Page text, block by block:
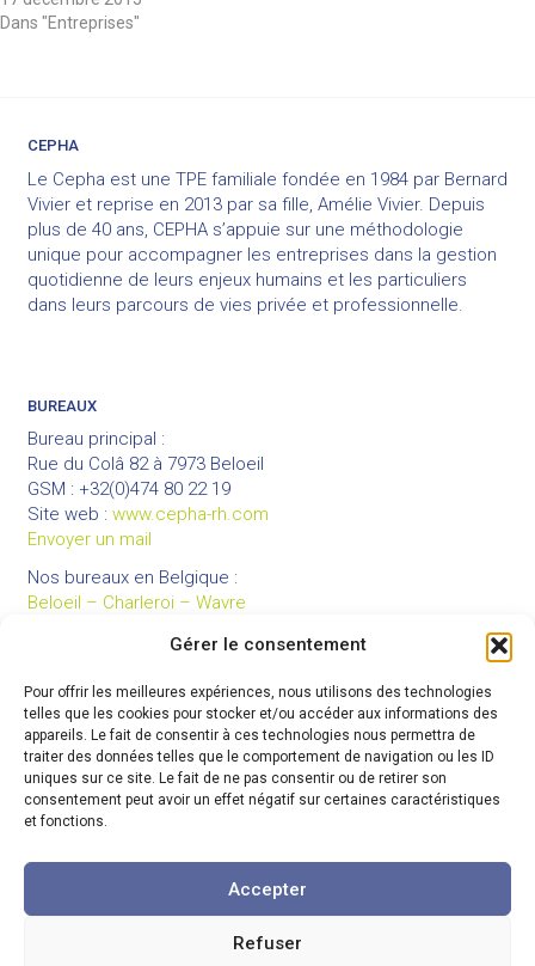
Gérer le consentement
Pour offrir les meilleures expériences, nous utilisons des technologies
telles que les cookies pour stocker et/ou accéder aux informations des
appareils. Le fait de consentir à ces technologies nous permettra de
traiter des données telles que le comportement de navigation ou les ID
uniques sur ce site. Le fait de ne pas consentir ou de retirer son
consentement peut avoir un effet négatif sur certaines caractéristiques
et fonctions.
Accepter
Refuser
Dans "Entreprises"
CEPHA
Le Cepha est une TPE familiale fondée en 1984 par Bernard
Vivier et reprise en 2013 par sa fille, Amélie Vivier. Depuis
plus de 40 ans, CEPHA s’appuie sur une méthodologie
unique pour accompagner les entreprises dans la gestion
quotidienne de leurs enjeux humains et les particuliers
dans leurs parcours de vies privée et professionnelle.
BUREAUX
Bureau principal :
Rue du Colâ 82 à 7973 Beloeil
GSM : +32(0)474 80 22 19
Site web : www.cepha-rh.com
Envoyer un mail
Nos bureaux en Belgique :
Beloeil – Charleroi – Wavre
LIENS UTILES
Mentions légales
Conditions générales de vente
Politique de confidentialité
Partenaires
Code de déontologie